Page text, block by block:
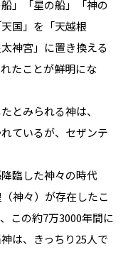
」「星の船」「神の
国」を「天越根
神宮」に置き換える
たことが鮮明にな
とみられる神は、
ているが、セザンテ
臨した神々の時代
神々）が存在したこ
この約7万3000年間に
は、きっちり25人で